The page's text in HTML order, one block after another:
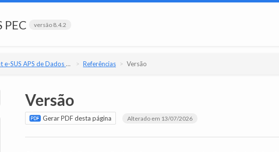
PEC versão 8.4.2
APS de Dados e Interface Versão 8.4.2 Referências Versão
Versão
Gerar PDF desta página Alterado em 13/07/2026